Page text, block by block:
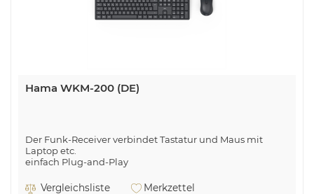
Hama WKM-200 (DE)
Der Funk-Receiver verbindet Tastatur und Maus mit
Laptop etc.
einfach Plug-and-Play
Vergleichsliste Merkzettel